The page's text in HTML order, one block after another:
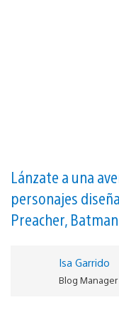
Lánzate a una
personajes
Preacher,
Isa Garrido
Blog Manager